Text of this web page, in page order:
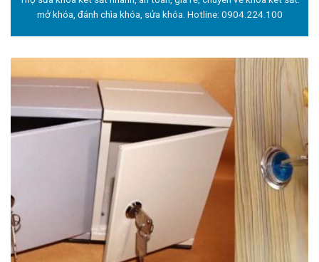
mở khóa, đánh chìa khóa, sửa khóa. Hotline: 0904.224.100